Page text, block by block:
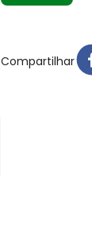
Compartilhar